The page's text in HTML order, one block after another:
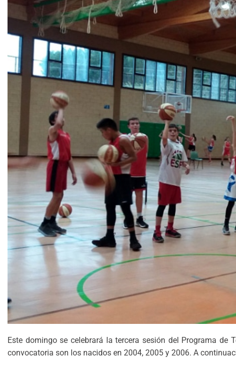
Este domingo se celebrará la tercera sesión del Programa
convocatoria son los nacidos en 2004, 2005 y 2006. A